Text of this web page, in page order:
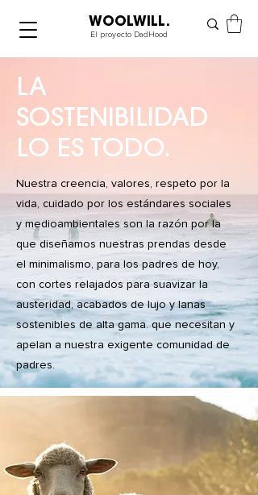
WOOLWILL.
El proyecto DadHood
LA
SOSTENIBILIDAD
LO ES TODO.
Nuestra creencia, valores, respeto por la
vida, cuidado por los estándares sociales
y medioambientales son la razón por la
que diseñamos nuestras prendas desde
el minimalismo, para los padres de hoy,
con cortes relajados para suavizar la
austeridad, acabados de lujo y lanas
sostenibles de alta gama. que necesitan y
apelan a nuestra exigente comunidad de
padres.